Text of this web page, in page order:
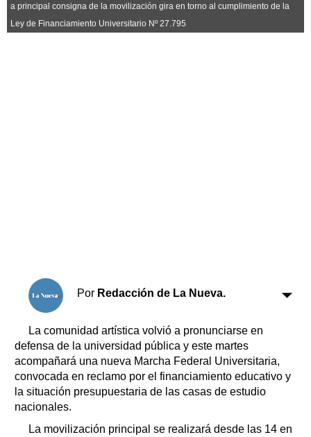
Clasificados
Horóscopo
a principal consigna de la movilización gira en torno al cumplimiento de la
Ley de Financiamiento Universitario Nº 27.795
Por Redacción de La Nueva.
La comunidad artística volvió a pronunciarse en
defensa de la universidad pública y este martes
acompañará una nueva Marcha Federal Universitaria,
convocada en reclamo por el financiamiento educativo y
la situación presupuestaria de las casas de estudio
nacionales.
La movilización principal se realizará desde las 14 en